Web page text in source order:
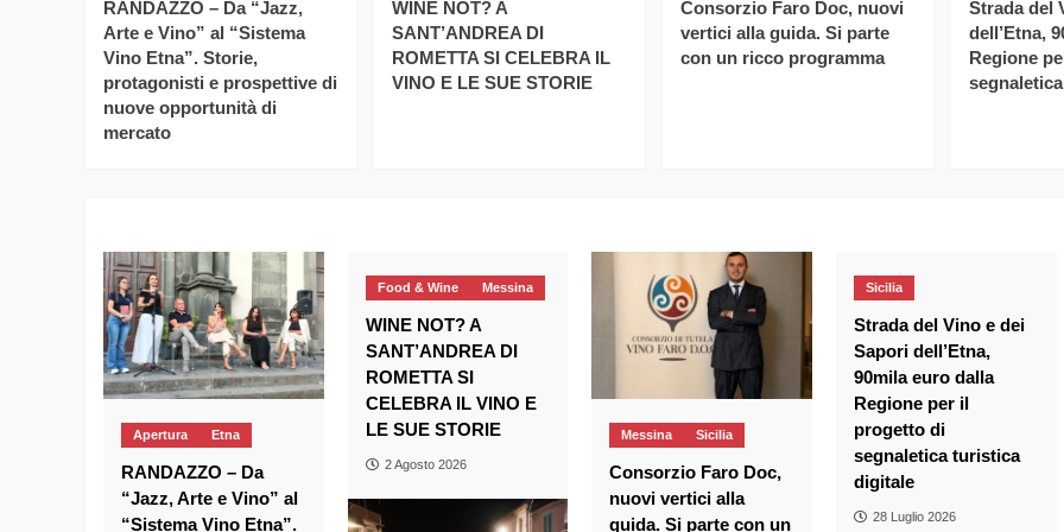
RANDAZZO – Da “Jazz,
Arte e Vino” al “Sistema
Vino Etna”. Storie,
protagonisti e prospettive di
nuove opportunità di
mercato
WINE NOT? A
SANT’ANDREA DI
ROMETTA SI CELEBRA IL
VINO E LE SUE STORIE
Consorzio Faro Doc, nuovi
vertici alla guida. Si parte
con un ricco programma
Strada del
dell’Etna,
Regione
Apertura Etna
RANDAZZO – Da
“Jazz, Arte e Vino” al
“Sistema Vino Etna”.
Food & Wine Messina
WINE NOT? A
SANT’ANDREA DI
ROMETTA SI
CELEBRA IL VINO E
LE SUE STORIE
2 Agosto 2026
Messina Sicilia
Consorzio Faro Doc,
nuovi vertici alla
guida. Si parte con un
Sicilia
Strada del Vino e dei
Sapori dell’Etna,
90mila euro dalla
Regione per il
progetto di
segnaletica turistica
digitale
28 Luglio 2026